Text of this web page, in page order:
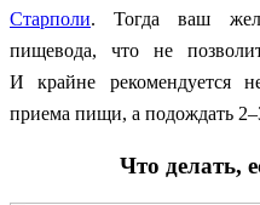
Старполи. Тогда ваш
пищевода, что не
И крайне рекомендуется
приема пищи, а подождать
Что делать,